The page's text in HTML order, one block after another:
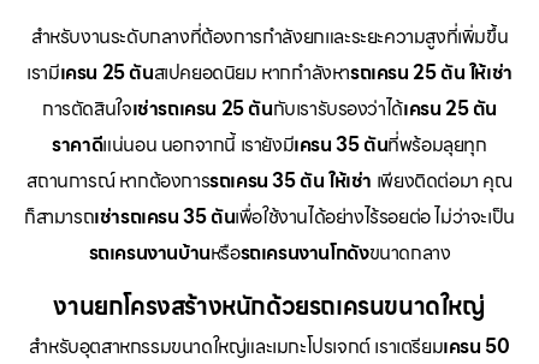
สำหรับงานระดับกลางที่ต้องการกำลังยกและระยะความสูงที่เพิ่มขึ้น
เรามีเครน 25 ตันสเปคยอดนิยม หากกำลังหารถเครน 25 ตัน ให้เช่า
การตัดสินใจเช่ารถเครน 25 ตันกับเรารับรองว่าได้เครน 25 ตัน
ราคาดีแน่นอน นอกจากนี้ เรายังมีเครน 35 ตันที่พร้อมลุยทุก
สถานการณ์ หากต้องการรถเครน 35 ตัน ให้เช่า เพียงติดต่อมา คุณ
ก็สามารถเช่ารถเครน 35 ตันเพื่อใช้งานได้อย่างไร้รอยต่อ ไม่ว่าจะเป็น
รถเครนงานบ้านหรือรถเครนงานโกดังขนาดกลาง
งานยกโครงสร้างหนักด้วยรถเครนขนาดใหญ่
สำหรับอุตสาหกรรมขนาดใหญ่และเมกะโปรเจกต์ เราเตรียมเครน 50